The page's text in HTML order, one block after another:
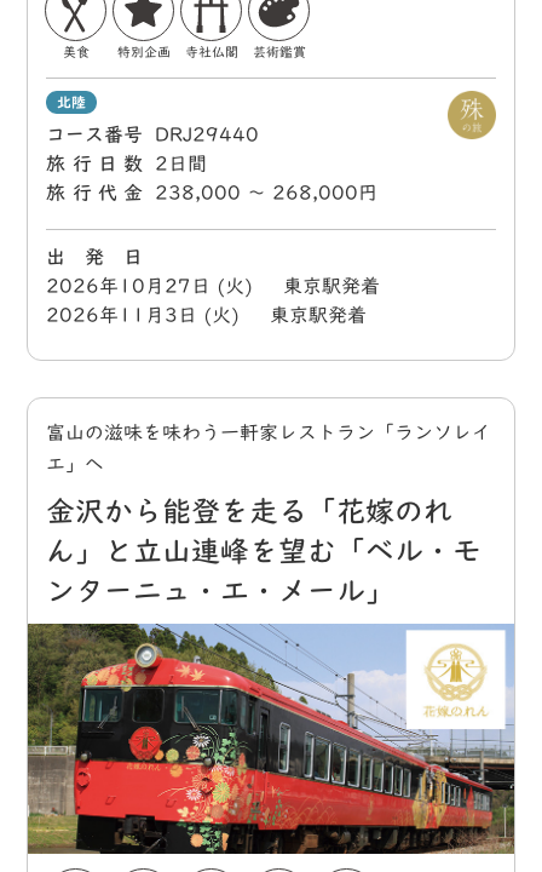
美食 特別企画 寺社仏閣 芸術鑑賞
北陸
コース番号
DRJ29440
旅行日数
2日間
旅行代金
238,000 〜 268,000円
出 発 日
2026年10月27日 (火) 東京駅発着
2026年11月3日 (火) 東京駅発着
富山の滋味を味わう一軒家レストラン「ランソレイ
エ」へ
金沢から能登を走る「花嫁のれ
ん」と立山連峰を望む「ベル・モ
ンターニュ・エ・メール」